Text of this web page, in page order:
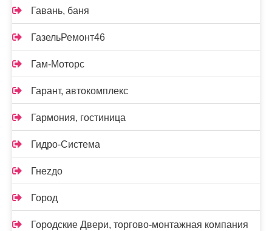
Гавань, баня
ГазельРемонт46
Гам-Моторс
Гарант, автокомплекс
Гармония, гостиница
Гидро-Система
Гнеzдо
Город
Городские Двери, торгово-монтажная компания